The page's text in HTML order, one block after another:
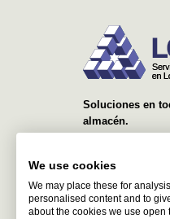
Soluciones en
almacén.
estanterías, hasta
gestión.
We use cookies
We may place these for
personalised content and to
about the cookies we use open